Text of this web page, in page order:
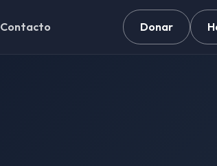
Contacto Donar